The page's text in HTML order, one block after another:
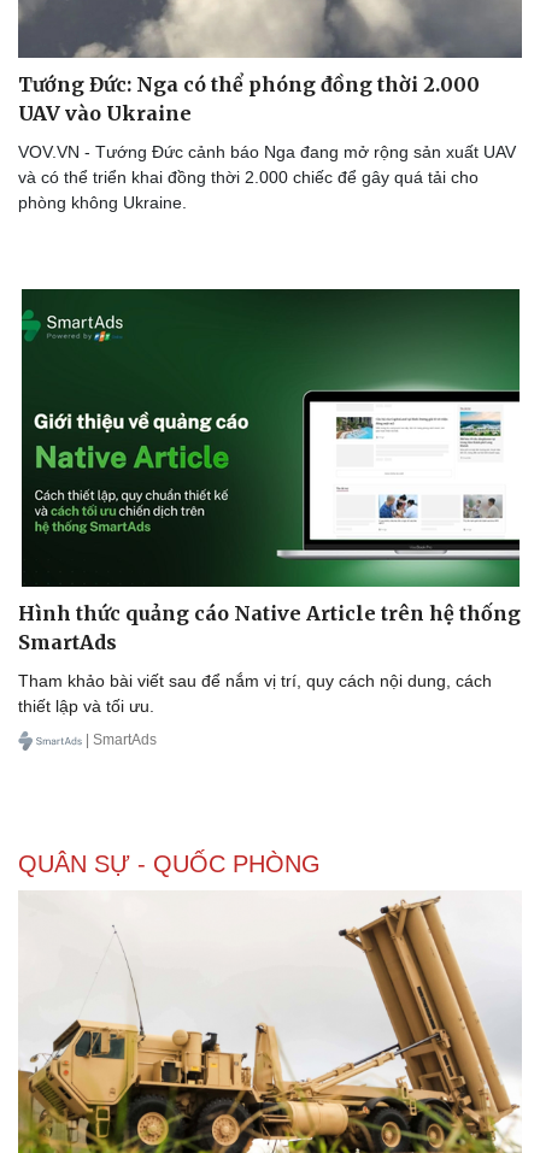
Doanh nghiệp
Thông tin doanh nghiệp
Doanh nghiệp 24h
Công nghệ
Sành điệu
Tin Công nghệ
Tướng Đức: Nga có thể phóng đồng thời 2.000
UAV vào Ukraine
VOV.VN - Tướng Đức cảnh báo Nga đang mở rộng sản xuất UAV
và có thể triển khai đồng thời 2.000 chiếc để gây quá tải cho
phòng không Ukraine.
Hình thức quảng cáo Native Article trên hệ thống
SmartAds
Tham khảo bài viết sau để nắm vị trí, quy cách nội dung, cách
thiết lập và tối ưu.
| SmartAds
QUÂN SỰ - QUỐC PHÒNG